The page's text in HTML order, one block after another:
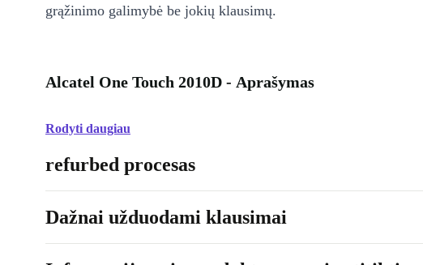
grąžinimo galimybė be jokių klausimų.
Alcatel One Touch 2010D - Aprašymas
Rodyti daugiau
refurbed procesas
Dažnai užduodami klausimai